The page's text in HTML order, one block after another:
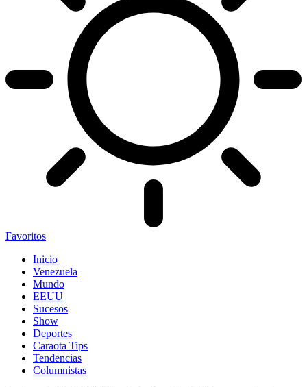
Favoritos
Inicio
Venezuela
Mundo
EEUU
Sucesos
Show
Deportes
Caraota Tips
Tendencias
Columnistas